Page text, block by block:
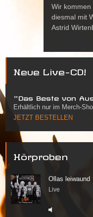
Wir kommen
diesmal mit
Astrid
Neue Live-CD!
"Das Beste von
Erhältlich nur im Merch-
JETZT BESTELLEN
Hörproben
Ollas leiwaund
Live